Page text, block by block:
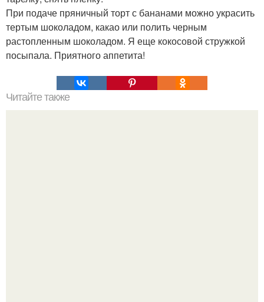
При подаче пряничный торт с бананами можно украсить
тертым шоколадом, какао или полить черным
растопленным шоколадом. Я еще кокосовой стружкой
посыпала. Приятного аппетита!
Читайте также